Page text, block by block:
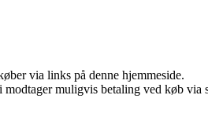
via links på denne hjemmeside.
muligvis betaling ved køb via